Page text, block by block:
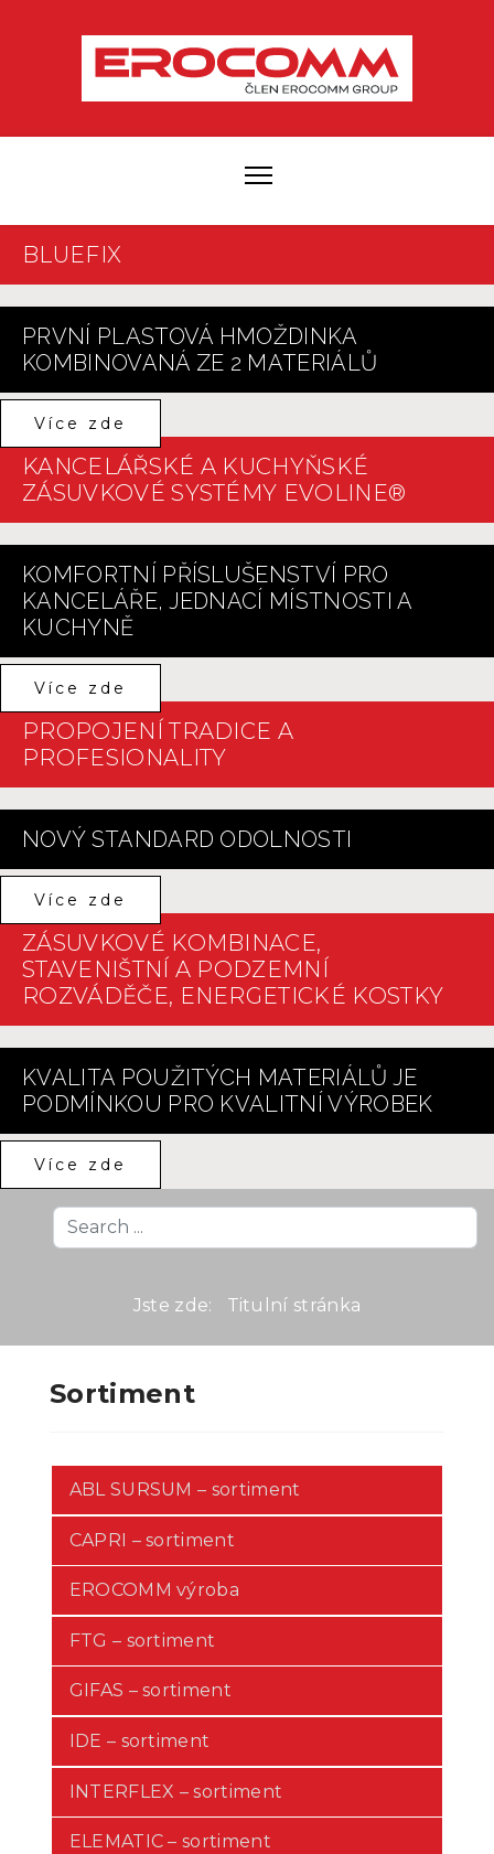
BLUEFIX
PRVNÍ PLASTOVÁ HMOŽDINKA
KOMBINOVANÁ ZE 2 MATERIÁLŮ
Více zde
KANCELÁŘSKÉ A KUCHYŇSKÉ
ZÁSUVKOVÉ SYSTÉMY EVOLINE®
KOMFORTNÍ PŘÍSLUŠENSTVÍ PRO
KANCELÁŘE, JEDNACÍ MÍSTNOSTI A
KUCHYNĚ
Více zde
PROPOJENÍ TRADICE A
PROFESIONALITY
NOVÝ STANDARD ODOLNOSTI
Více zde
ZÁSUVKOVÉ KOMBINACE,
STAVENIŠTNÍ A PODZEMNÍ
ROZVÁDĚČE, ENERGETICKÉ KOSTKY
KVALITA POUŽITÝCH MATERIÁLŮ JE
PODMÍNKOU PRO KVALITNÍ VÝROBEK
Více zde
Search
...
Jste zde: Titulní stránka
Sortiment
ABL SURSUM – sortiment
CAPRI – sortiment
EROCOMM výroba
FTG – sortiment
GIFAS – sortiment
IDE – sortiment
INTERFLEX – sortiment
ELEMATIC – sortiment